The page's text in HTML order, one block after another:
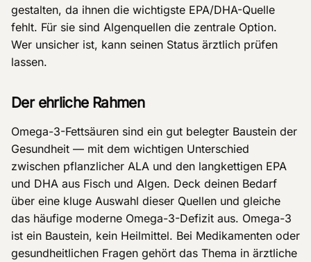
gestalten, da ihnen die wichtigste EPA/DHA-Quelle
fehlt. Für sie sind Algenquellen die zentrale Option.
Wer unsicher ist, kann seinen Status ärztlich prüfen
lassen.
Der ehrliche Rahmen
Omega-3-Fettsäuren sind ein gut belegter Baustein der
Gesundheit — mit dem wichtigen Unterschied
zwischen pflanzlicher ALA und den langkettigen EPA
und DHA aus Fisch und Algen. Deck deinen Bedarf
über eine kluge Auswahl dieser Quellen und gleiche
das häufige moderne Omega-3-Defizit aus. Omega-3
ist ein Baustein, kein Heilmittel. Bei Medikamenten oder
gesundheitlichen Fragen gehört das Thema in ärztliche